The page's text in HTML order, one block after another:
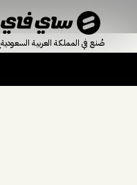
صُنع في المملكة العربية السعودية